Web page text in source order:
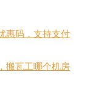
惠码，支持支付
搬瓦工哪个机房